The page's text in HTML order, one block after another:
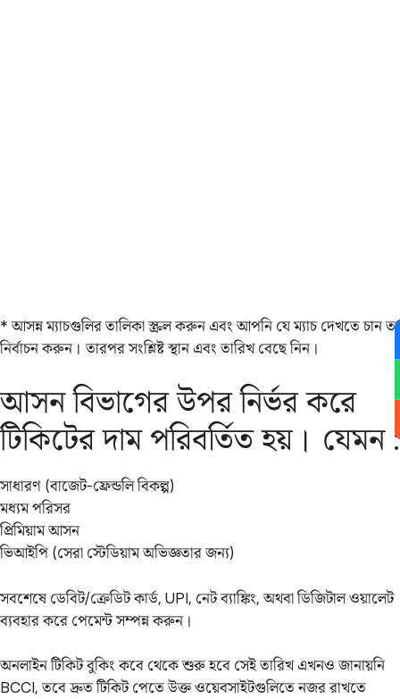
* আসন্ন ম্যাচগুলির তালিকা স্ক্রল করুন এবং আপনি যে ম্যাচ দেখতে চান তা
নির্বাচন করুন। তারপর সংশ্লিষ্ট স্থান এবং তারিখ বেছে নিন।
আসন বিভাগের উপর নির্ভর করে
টিকিটের দাম পরিবর্তিত হয়। যেমন :
সাধারণ (বাজেট-ফ্রেন্ডলি বিকল্প)
মধ্যম পরিসর
প্রিমিয়াম আসন
ভিআইপি (সেরা স্টেডিয়াম অভিজ্ঞতার জন্য)
সবশেষে ডেবিট/ক্রেডিট কার্ড, UPI, নেট ব্যাঙ্কিং, অথবা ডিজিটাল ওয়ালেট
ব্যবহার করে পেমেন্ট সম্পন্ন করুন।
অনলাইন টিকিট বুকিং কবে থেকে শুরু হবে সেই তারিখ এখনও জানায়নি
BCCI, তবে দ্রুত টিকিট পেতে উক্ত ওয়েবসাইটগুলিতে নজর রাখতে